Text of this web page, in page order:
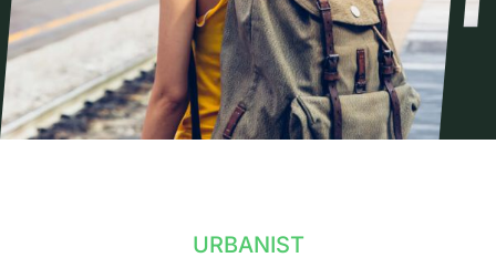
URBANIST